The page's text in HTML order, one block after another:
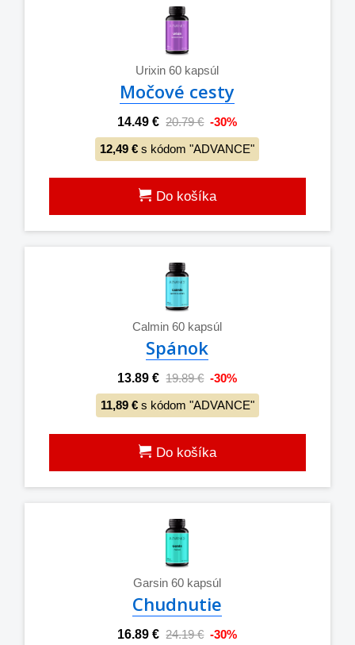
Urixin 60 kapsúl
Močové cesty
14.49 € 20.79 € -30%
12,49 € s kódom "ADVANCE"
Do košíka
Calmin 60 kapsúl
Spánok
13.89 € 19.89 € -30%
11,89 €s kódom "ADVANCE"
Do košíka
Garsin 60 kapsúl
Chudnutie
16.89 € 24.19 € -30%